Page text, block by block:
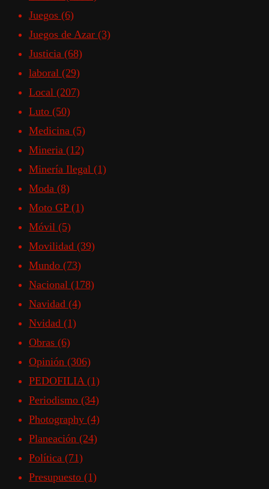
Juegos (6)
Juegos de Azar (3)
Justicia (68)
laboral (29)
Local (207)
Luto (50)
Medicina (5)
Mineria (12)
Minería Ilegal (1)
Moda (8)
Moto GP (1)
Móvil (5)
Movilidad (39)
Mundo (73)
Nacional (178)
Navidad (4)
Nvidad (1)
Obras (6)
Opinión (306)
PEDOFILIA (1)
Periodismo (34)
Photography (4)
Planeación (24)
Política (71)
Presupuesto (1)